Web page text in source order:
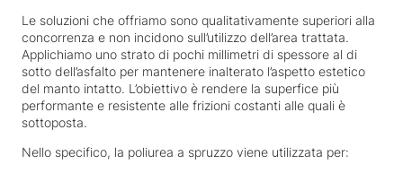
Le soluzioni che offriamo sono qualitativamente superiori alla
concorrenza e non incidono sull’utilizzo dell’area trattata.
Applichiamo uno strato di pochi millimetri di spessore al di
sotto dell’asfalto per mantenere inalterato l’aspetto estetico
del manto intatto. L’obiettivo è rendere la superfice più
performante e resistente alle frizioni costanti alle quali è
sottoposta.
Nello specifico, la poliurea a spruzzo viene utilizzata per: